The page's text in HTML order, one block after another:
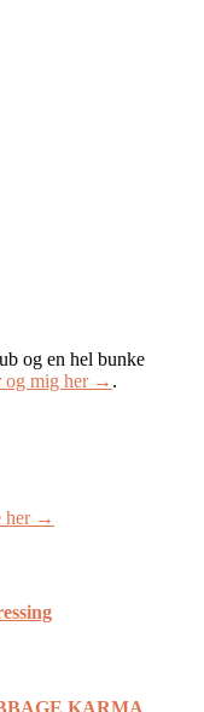
og en hel bunke
og mig her → .
her →
KARMA